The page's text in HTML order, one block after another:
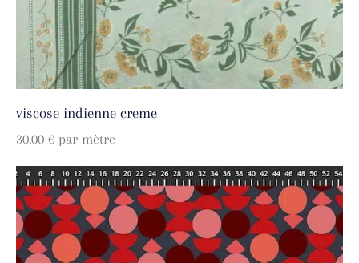
viscose indienne creme
30.00 € par mètre